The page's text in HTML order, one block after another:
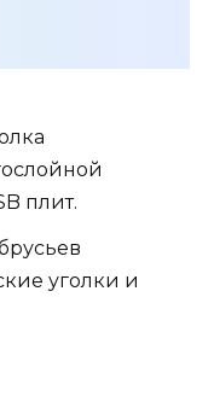
плит.
уголки и